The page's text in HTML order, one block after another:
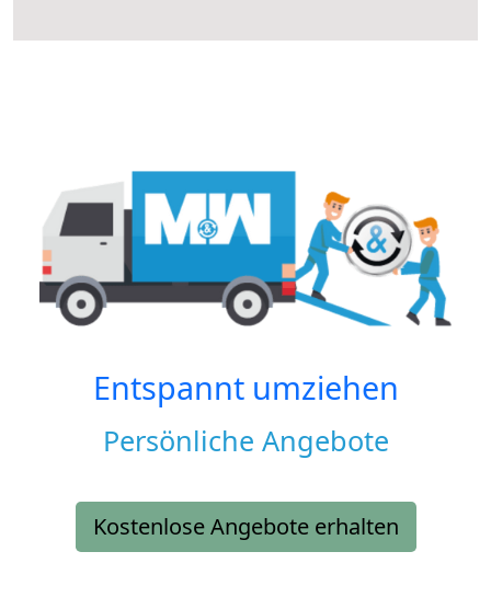
Entspannt umziehen
Persönliche Angebote
Kostenlose Angebote erhalten